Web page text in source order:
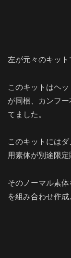
左が元々のキット
このキットはヘ
が同梱、カンフ
てました。
このキットには
用素体が別途限定
そのノーマル素
を組み合わせ作成